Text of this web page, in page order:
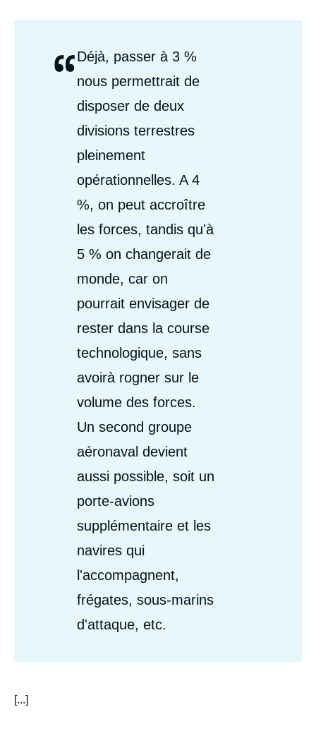
“Citations
Auteurs
Déjà, passer à 3 %
nous permettrait de
disposer de deux
divisions terrestres
pleinement
opérationnelles. A 4
%, on peut accroître
les forces, tandis qu'à
5 % on changerait de
monde, car on
pourrait envisager de
rester dans la course
technologique, sans
avoirà rogner sur le
volume des forces.
Un second groupe
aéronaval devient
aussi possible, soit un
porte-avions
supplémentaire et les
navires qui
l'accompagnent,
frégates, sous-marins
d'attaque, etc.
body
[...]